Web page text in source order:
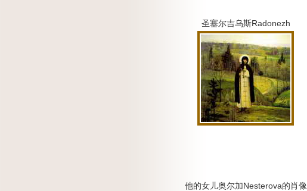
圣塞尔吉乌斯Radonezh
他的女儿奥尔加Nesterova的肖像